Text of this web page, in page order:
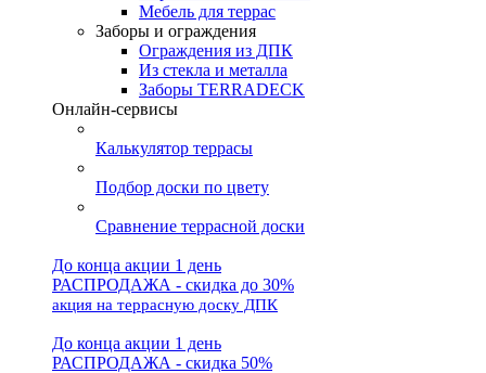
Мебель для террас
Заборы и ограждения
Ограждения из ДПК
Из стекла и металла
Заборы TERRADECK
Онлайн-сервисы
Калькулятор террасы
Подбор доски по цвету
Сравнение террасной доски
До конца акции 1 день
РАСПРОДАЖА - скидка до 30%
акция на террасную доску ДПК
До конца акции 1 день
РАСПРОДАЖА - скидка 50%